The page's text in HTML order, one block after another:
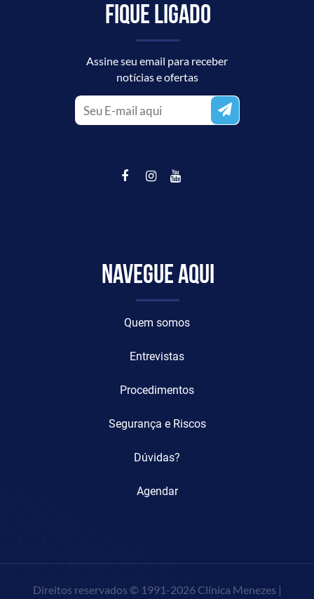
Fique ligado
Assine seu email para receber
notícias e ofertas
Navegue aqui
Quem somos
Entrevistas
Procedimentos
Segurança e Riscos
Dúvidas?
Agendar
Direitos reservados © 1991-2026 Clínica Menezes |